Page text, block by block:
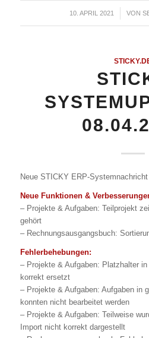
10. APRIL 2021
/ VON
Neue STICKY ERP-Systemnachricht
Neue Funktionen &
– Projekte & Aufgaben: Teilprojekt
gehört
– Rechnungsausgangsbuch:
Fehlerbehebungen:
– Projekte & Aufgaben: Platzhalter
korrekt ersetzt
– Projekte & Aufgaben: Aufgaben in
konnten nicht bearbeitet werden
– Projekte & Aufgaben: Teilweise
Import nicht korrekt dargestellt